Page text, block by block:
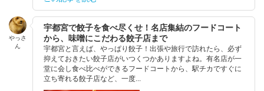
やっさ
ん
宇都宮で餃子を食べ尽くせ！名店集結のフードコート
から、味噌にこだわる餃子店まで
宇都宮と言えば、やっぱり餃子！出張や旅行で訪れたら、必ず
抑えておきたい餃子店がいつくつかありますよね。有名店が一
堂に会し食べ比べができるフードコートから、駅チカですぐに
立ち寄れる餃子店など、一度...